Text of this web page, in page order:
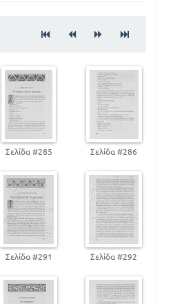
215
265
305
Σελίδα #285 Σελίδα #286
Σελίδα #291 Σελίδα #292